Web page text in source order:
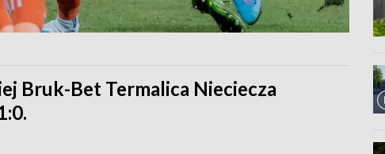
Bruk-Bet Termalica Nieciecza